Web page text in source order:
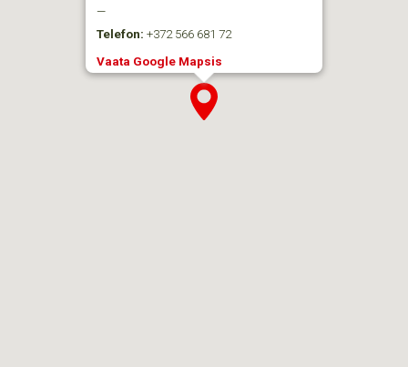
—
Telefon: +372 566 681 72
Vaata Google Mapsis